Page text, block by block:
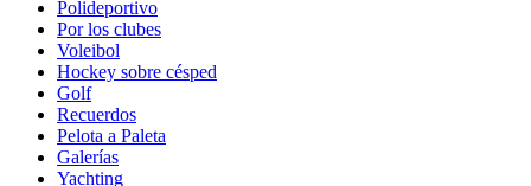
Polideportivo
Por los clubes
Voleibol
Hockey sobre césped
Golf
Recuerdos
Pelota a Paleta
Galerías
Yachting